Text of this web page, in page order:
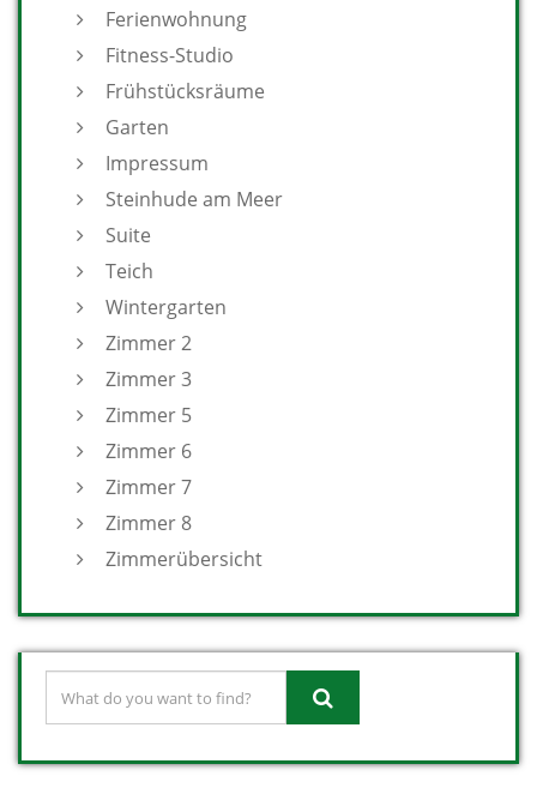
Ferienwohnung
Fitness-Studio
Frühstücksräume
Garten
Impressum
Steinhude am Meer
Suite
Teich
Wintergarten
Zimmer 2
Zimmer 3
Zimmer 5
Zimmer 6
Zimmer 7
Zimmer 8
Zimmerübersicht